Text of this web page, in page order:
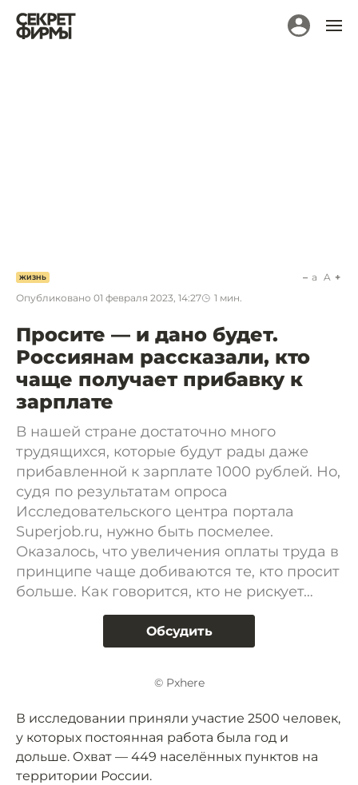
ЖИЗНЬ
Опубликовано 01 февраля 2023, 14:27 1 мин.
a A
Просите — и дано будет.
Россиянам рассказали, кто
чаще получает прибавку к
зарплате
В нашей стране достаточно много
трудящихся, которые будут рады даже
прибавленной к зарплате 1000 рублей. Но,
судя по результатам опроса
Исследовательского центра портала
Superjob.ru, нужно быть посмелее.
Оказалось, что увеличения оплаты труда в
принципе чаще добиваются те, кто просит
больше. Как говорится, кто не рискует…
Обсудить
© Pxhere
В исследовании приняли участие 2500 человек,
у которых постоянная работа была год и
дольше. Охват — 449 населённых пунктов на
территории России.